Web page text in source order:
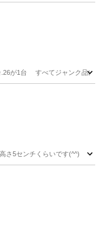
.26が1台 すべてジャンク品
さ5センチくらいです(^^)